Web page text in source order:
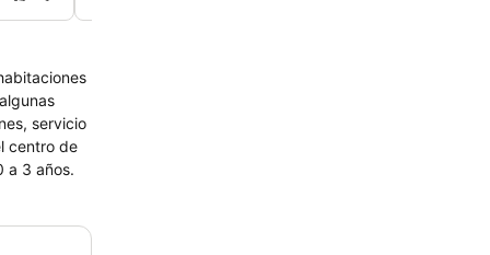
pareja. Niños de 0 a 3 años.